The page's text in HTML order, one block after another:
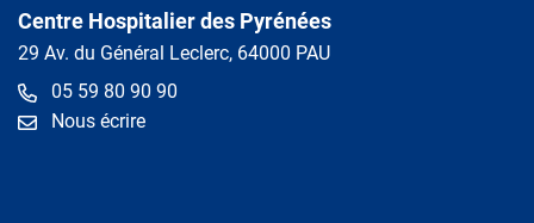
Centre Hospitalier des Pyrénées
29 Av. du Général Leclerc, 64000 PAU
05 59 80 90 90
Nous écrire